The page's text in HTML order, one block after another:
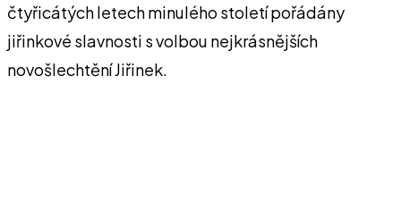
čtyřicátých letech minulého století pořádány
jiřinkové slavnosti s volbou nejkrásnějších
novošlechtění Jiřinek.